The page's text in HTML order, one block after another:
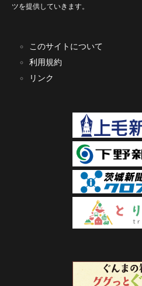
ツを提供していきます。
このサイトについて
利用規約
リンク